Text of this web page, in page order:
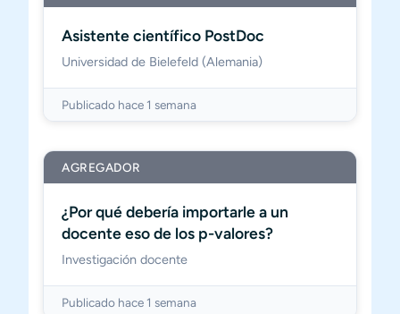
Asistente científico PostDoc
Universidad de Bielefeld (Alemania)
Publicado hace 1 semana
AGREGADOR
¿Por qué debería importarle a un
docente eso de los p-valores?
Investigación docente
Publicado hace 1 semana